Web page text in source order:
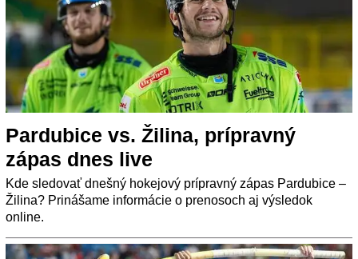
Pardubice vs. Žilina, prípravný
zápas dnes live
Kde sledovať dnešný hokejový prípravný zápas Pardubice –
Žilina? Prinášame informácie o prenosoch aj výsledok
online.